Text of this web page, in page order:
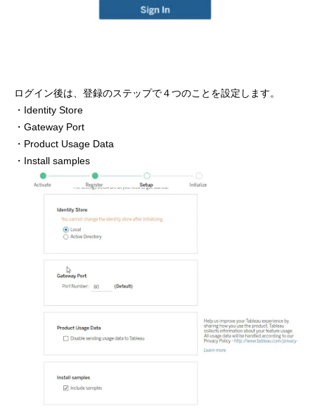
ログイン後は、登録のステップで４つのことを設定します。
・Identity Store
・Gateway Port
・Product Usage Data
・Install samples